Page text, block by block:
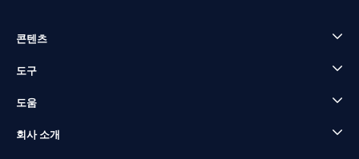
콘텐츠
도구
도움
회사 소개